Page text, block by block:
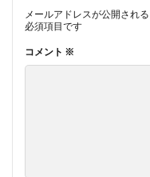
メールアドレスが公開され
必須項目です
コメント ※